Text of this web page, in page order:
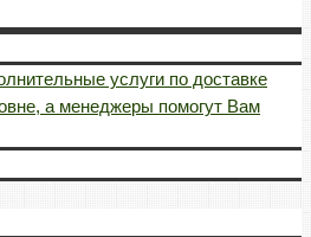
услуги по доставке
а менеджеры помогут Вам